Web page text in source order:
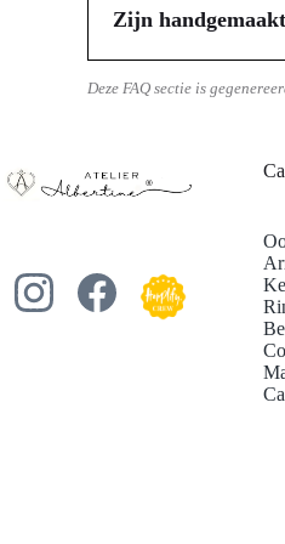
vergulde opties,
aansluit bij jouw
Zijn
Veel mensen denken
en complexiteit van
Deze FAQ sectie is